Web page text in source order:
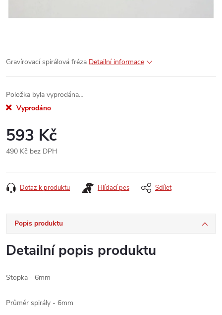
Gravírovací spirálová fréza Detailní informace
Položka byla vyprodána…
Vyprodáno
593 Kč
490 Kč bez DPH
cena:
Dotaz k produktu Hlídací pes Sdílet
Popis produktu
Detailní popis produktu
Stopka - 6mm
Průměr spirály - 6mm